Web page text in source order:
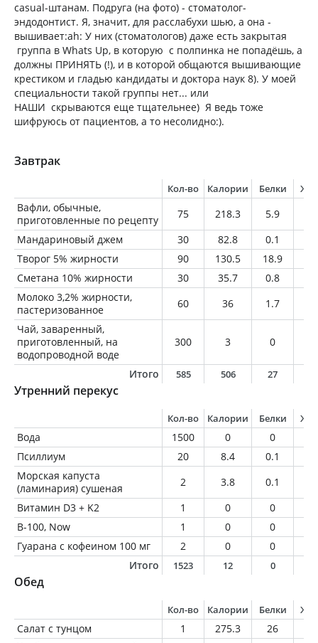
casual-штанам. Подруга (на фото) - стоматолог-
эндодонтист. Я, значит, для расслабухи шью, а она -
вышивает:ah: У них (стоматологов) даже есть закрытая
группа в Whats Up, в которую с полпинка не попадёшь, а
должны ПРИНЯТЬ (!), и в которой общаются вышивающие
крестиком и гладью кандидаты и доктора наук 8). У моей
специальности такой группы нет... или
НАШИ скрываются еще тщательнее) Я ведь тоже
шифруюсь от пациентов, а то несолидно:).
Завтрак
Кол-во Калории Белки
Вафли, обычные,
приготовленные по рецепту
75 218.3 5.9
Мандариновый джем
30 82.8 0.1
Творог 5% жирности
90 130.5 18.9
Сметана 10% жирности
30 35.7 0.8
Молоко 3,2% жирности,
пастеризованное
60 36 1.7
Чай, заваренный,
приготовленный, на
водопроводной воде
300 3 0
Итого 585 506 27
Утренний перекус
Кол-во Калории Белки
Вода 1500 0 0
Псиллиум
20 8.4 0.1
Морская капуста
(ламинария) сушеная
2 3.8 0.1
Витамин D3 + K2
1 0 0
В-100, Now
1 0 0
Гуарана с кофеином 100 мг
2 0 0
Итого
1523 12 0
Обед
Кол-во Калории Белки
Салат с тунцом 1 275.3 26